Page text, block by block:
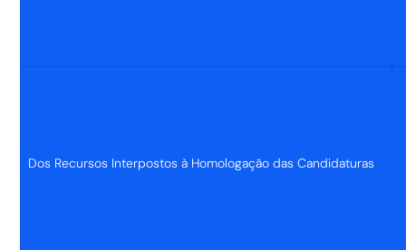
Dos Recursos Interpostos à Homologação das Candidaturas